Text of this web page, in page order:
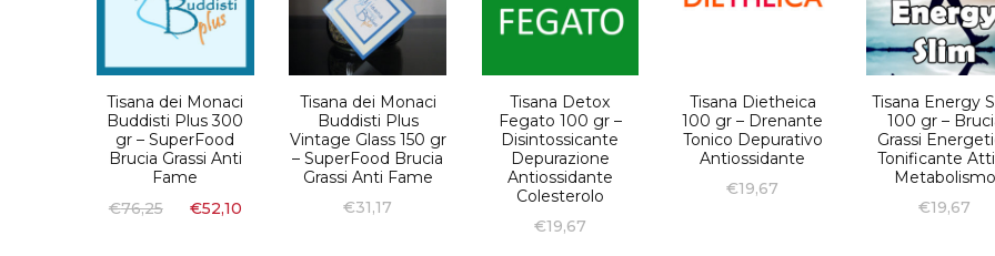
Tisana dei Monaci
Buddisti Plus 300
gr – SuperFood
Brucia Grassi Anti
Fame
€76,25 €52,10
Tisana dei Monaci
Buddisti Plus
Vintage Glass 150 gr
– SuperFood Brucia
Grassi Anti Fame
€31,17
Tisana Detox
Fegato 100 gr –
Disintossicante
Depurazione
Antiossidante
Colesterolo
€19,67
Tisana Dietheica
100 gr – Drenante
Tonico Depurativo
Antiossidante
€19,67
Tisana Energy
100 gr –
Grassi
Tonificante
Metabolismo
€19,67